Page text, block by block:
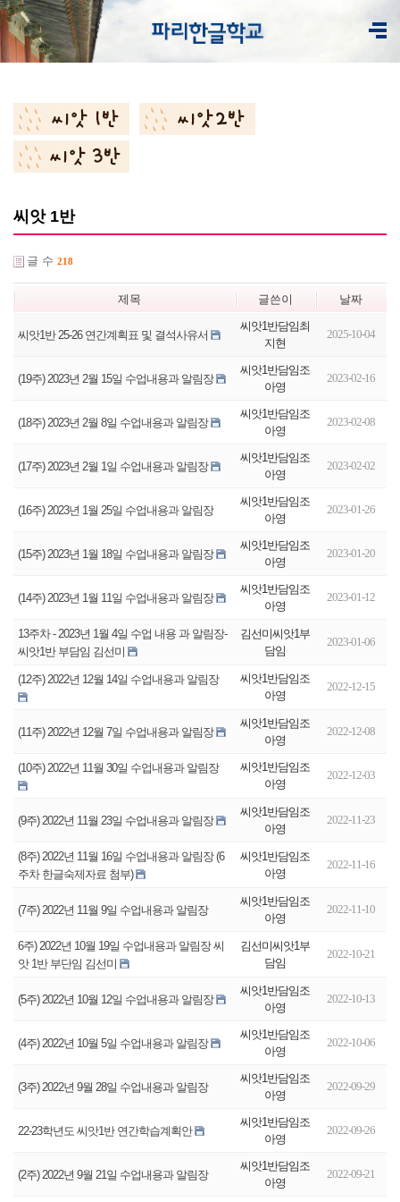
씨앗 1반
글 수 218
제목 글쓴이 날짜
씨앗1반 25-26 연간계획표 및 결석사유서
씨앗1반담임최
지현
2025-10-04
(19주) 2023년 2월 15일 수업내용과 알림장
씨앗1반담임조
아영
2023-02-16
(18주) 2023년 2월 8일 수업내용과 알림장
씨앗1반담임조
아영
2023-02-08
(17주) 2023년 2월 1일 수업내용과 알림장
씨앗1반담임조
아영
2023-02-02
(16주) 2023년 1월 25일 수업내용과 알림장
씨앗1반담임조
아영
2023-01-26
(15주) 2023년 1월 18일 수업내용과 알림장
씨앗1반담임조
아영
2023-01-20
(14주) 2023년 1월 11일 수업내용과 알림장
씨앗1반담임조
아영
2023-01-12
13주차 - 2023년 1월 4일 수업 내용 과 알림장-
씨앗1반 부담임 김선미
김선미씨앗1부
담임
2023-01-06
(12주) 2022년 12월 14일 수업내용과 알림장
씨앗1반담임조
아영
2022-12-15
(11주) 2022년 12월 7일 수업내용과 알림장
씨앗1반담임조
아영
2022-12-08
(10주) 2022년 11월 30일 수업내용과 알림장
씨앗1반담임조
아영
2022-12-03
(9주) 2022년 11월 23일 수업내용과 알림장
씨앗1반담임조
아영
2022-11-23
(8주) 2022년 11월 16일 수업내용과 알림장 (6
주차 한글숙제자료 첨부)
씨앗1반담임조
아영
2022-11-16
(7주) 2022년 11월 9일 수업내용과 알림장
씨앗1반담임조
아영
2022-11-10
6주) 2022년 10월 19일 수업내용과 알림장 씨
앗 1반 부단임 김선미
김선미씨앗1부
담임
2022-10-21
(5주) 2022년 10월 12일 수업내용과 알림장
씨앗1반담임조
아영
2022-10-13
(4주) 2022년 10월 5일 수업내용과 알림장
씨앗1반담임조
아영
2022-10-06
(3주) 2022년 9월 28일 수업내용과 알림장
씨앗1반담임조
아영
2022-09-29
22-23학년도 씨앗1반 연간학습계획안
씨앗1반담임조
아영
2022-09-26
(2주) 2022년 9월 21일 수업내용과 알림장
씨앗1반담임조
아영
2022-09-21